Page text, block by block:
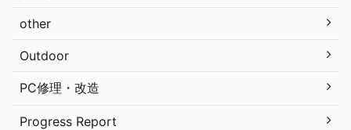
other
Outdoor
PC修理・改造
Progress Report